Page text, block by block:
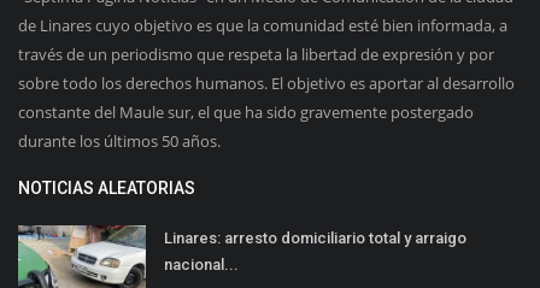
de Linares cuyo objetivo es que la comunidad esté bien informada, a
través de un periodismo que respeta la libertad de expresión y por
sobre todo los derechos humanos. El objetivo es aportar al desarrollo
constante del Maule sur, el que ha sido gravemente postergado
durante los últimos 50 años.
NOTICIAS ALEATORIAS
Linares: arresto domiciliario total y arraigo
nacional...